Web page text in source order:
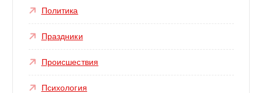
Политика
Праздники
Происшествия
Психология